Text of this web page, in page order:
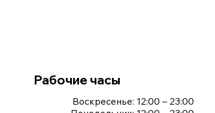
Воскресенье: 12:00 – 23:00
Рабочие часы